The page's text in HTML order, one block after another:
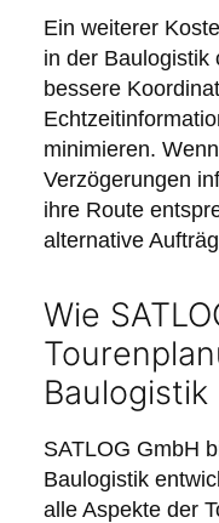
Ein weiterer
in der Baulogistik
bessere
minimieren.
Verzögerungen
ihre Route
alternative
Wie
SATLOG GmbH
Baulogistik
alle Aspekte der